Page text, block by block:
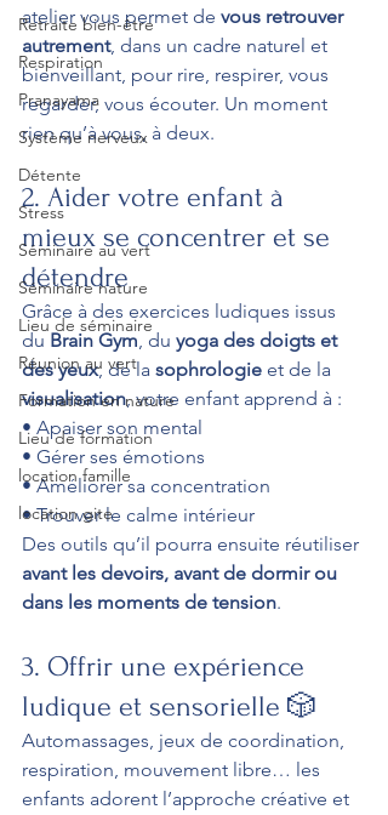
Retraite bien-être
Respiration
Pranayama
Système nerveux
Détente
Stress
Séminaire au vert
Séminaire nature
Lieu de séminaire
Réunion au vert
Formation en nature
Lieu de formation
location famille
location gite
atelier vous permet de vous retrouver
autrement, dans un cadre naturel et
bienveillant, pour rire, respirer, vous
regarder, vous écouter. Un moment
rien qu’à vous, à deux.
2. Aider votre enfant à
mieux se concentrer et se
détendre
Grâce à des exercices ludiques issus
du Brain Gym, du yoga des doigts et
des yeux, de la sophrologie et de la
visualisation, votre enfant apprend à :
• Apaiser son mental
• Gérer ses émotions
• Améliorer sa concentration
• Trouver le calme intérieur
Des outils qu’il pourra ensuite réutiliser
avant les devoirs, avant de dormir ou
dans les moments de tension.
3. Offrir une expérience
ludique et sensorielle 🎲
Automassages, jeux de coordination,
respiration, mouvement libre… les
enfants adorent l’approche créative et